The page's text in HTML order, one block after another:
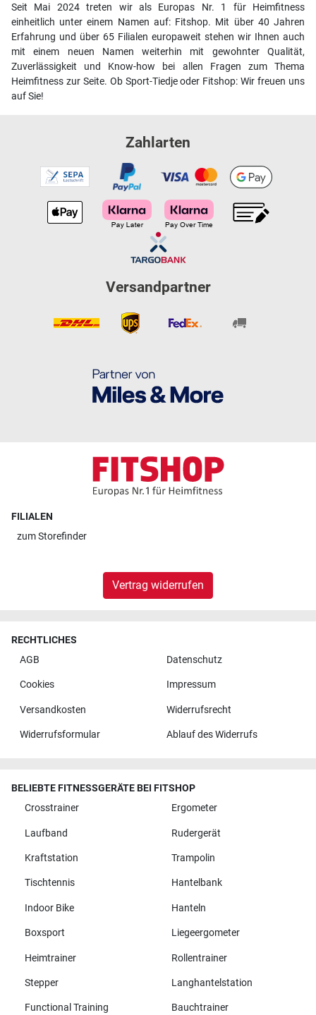
Seit Mai 2024 treten wir als Europas Nr. 1 für Heimfitness
einheitlich unter einem Namen auf: Fitshop. Mit über 40 Jahren
Erfahrung und über 65 Filialen europaweit stehen wir Ihnen auch
mit einem neuen Namen weiterhin mit gewohnter Qualität,
Zuverlässigkeit und Know-how bei allen Fragen zum Thema
Heimfitness zur Seite. Ob Sport-Tiedje oder Fitshop: Wir freuen uns
auf Sie!
Zahlarten
Versandpartner
FILIALEN
zumStorefinder
Vertrag widerrufen
RECHTLICHES
AGB
Datenschutz
Cookies Impressum
Versandkosten Widerrufsrecht
Widerrufsformular Ablauf des Widerrufs
BELIEBTE FITNESSGERÄTE BEI FITSHOP
Crosstrainer
Ergometer
Laufband Rudergerät
Kraftstation Trampolin
Tischtennis Hantelbank
Indoor Bike Hanteln
Boxsport Liegeergometer
Heimtrainer Rollentrainer
Stepper Langhantelstation
Functional Training Bauchtrainer